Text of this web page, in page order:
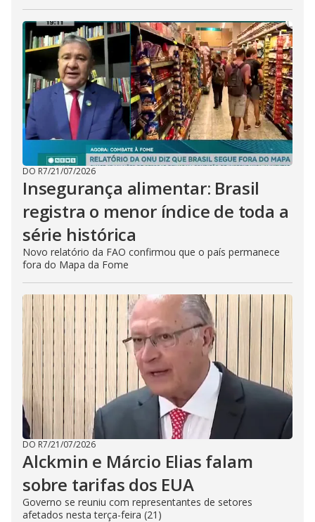
DO R7/21/07/2026
Insegurança alimentar: Brasil
registra o menor índice de toda a
série histórica
Novo relatório da FAO confirmou que o país permanece
fora do Mapa da Fome
DO R7/21/07/2026
Alckmin e Márcio Elias falam
sobre tarifas dos EUA
Governo se reuniu com representantes de setores
afetados nesta terça-feira (21)